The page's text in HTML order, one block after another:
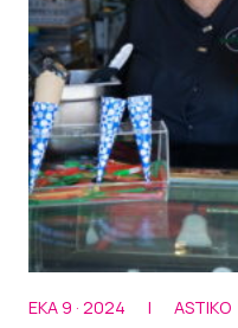
EKA 9 · 2024 | ASTIKO